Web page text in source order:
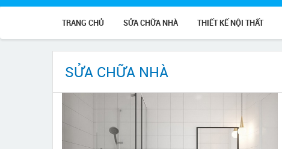
TRANG CHỦ SỬA CHỮA NHÀ THIẾT KẾ NỘI THẤT
SỬA CHỮA NHÀ